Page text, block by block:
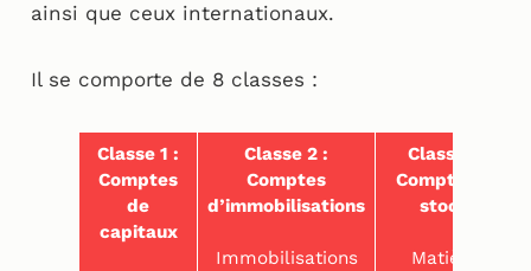
ainsi que ceux internationaux.
Il se comporte de 8 classes :
Classe 1 :
Comptes
de
capitaux
Classe 2 :
Comptes
d’immobilisations
Immobilisations
Classe 3 :
Comptes de
stocks
Matières